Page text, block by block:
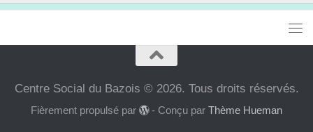
Centre Social du Bazois © 2026. Tous droits réservés.
Fièrement propulsé par - Conçu parThème Hueman